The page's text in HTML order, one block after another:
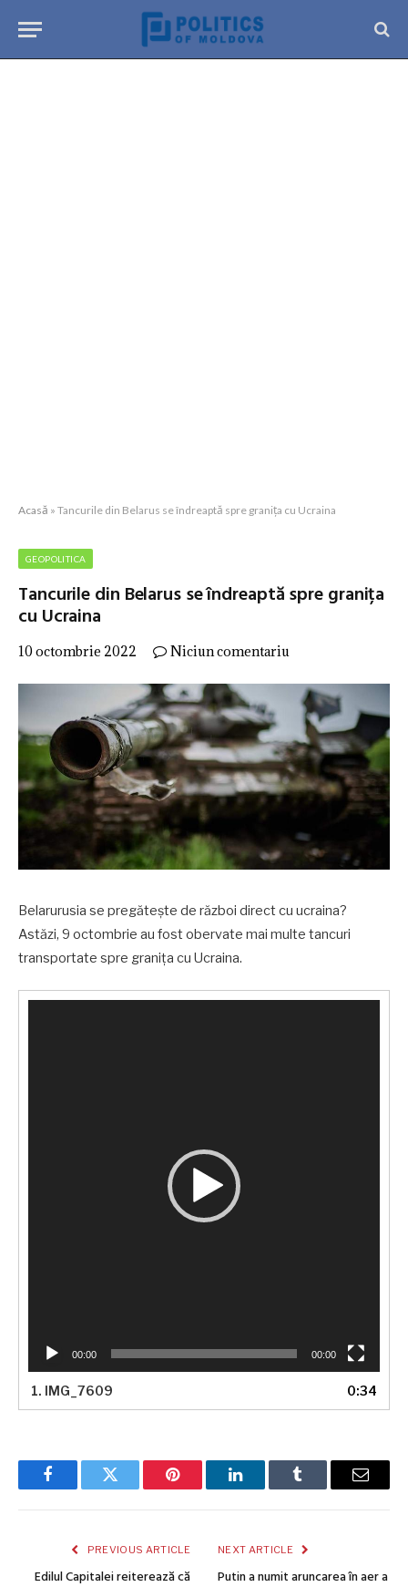
Acasă » Tancurile din Belarus se îndreaptă spre granița cu Ucraina
GEOPOLITICA
Tancurile din Belarus se îndreaptă spre granița
cu Ucraina
10 octombrie 2022 Niciun comentariu
Belarurusia se pregătește de război direct cu ucraina?
Astăzi, 9 octombrie au fost obervate mai multe tancuri
transportate spre granița cu Ucraina.
00:00 00:00
1. IMG_7609 0:34
FacebookTwitter Pinterest LinkedInTumblr Email
PREVIOUS ARTICLE
Edilul Capitalei reiterează că
NEXT ARTICLE
Putin a numit aruncarea în aer a